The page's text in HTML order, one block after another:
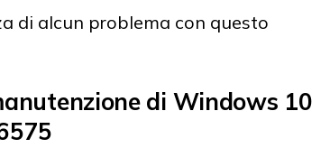
di alcun problema con questo
di Windows 10